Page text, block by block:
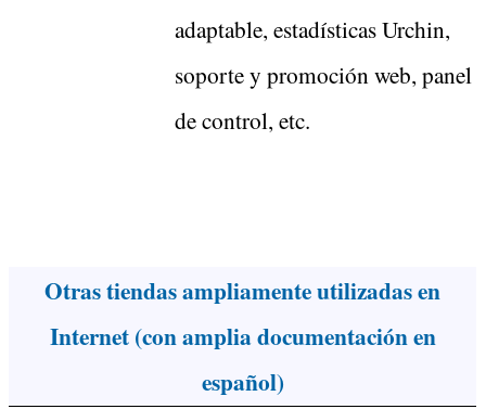
adaptable, estadísticas Urchin,
soporte y promoción web, panel
de control, etc.
Otras tiendas ampliamente utilizadas en
Internet (con amplia documentación en
español)